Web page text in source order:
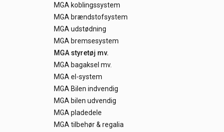
MGA koblingssystem
MGA brændstofsystem
MGA udstødning
MGA bremsesystem
MGA styretøj mv.
MGA bagaksel mv.
MGA el-system
MGA Bilen indvendig
MGA bilen udvendig
MGA pladedele
MGA tilbehør & regalia